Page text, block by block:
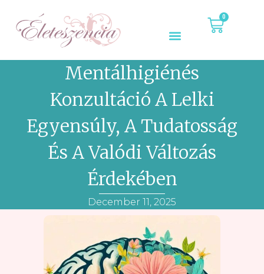
0
Mentálhigiénés
Konzultáció A Lelki
Egyensúly, A Tudatosság
És A Valódi Változás
Érdekében
December 11, 2025